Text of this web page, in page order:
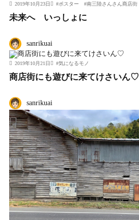
2019年10月23日 #ポスター #南三陸さんさん商店街
未来へ いっしょに
sanrikuai
2019年10月21日
#気になるモノ
商店街にも遊びに来てけさいん♡
sanrikuai